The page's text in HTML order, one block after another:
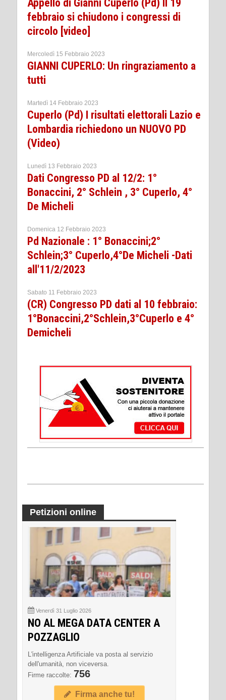
Appello di Gianni Cuperlo (Pd) Il 19
febbraio si chiudono i congressi di
circolo [video]
Mercoledì 15 Febbraio 2023
GIANNI CUPERLO: Un ringraziamento a
tutti
Martedì 14 Febbraio 2023
Cuperlo (Pd) I risultati elettorali Lazio e
Lombardia richiedono un NUOVO PD
(Video)
Lunedì 13 Febbraio 2023
Dati Congresso PD al 12/2: 1°
Bonaccini, 2° Schlein , 3° Cuperlo, 4°
De Micheli
Domenica 12 Febbraio 2023
Pd Nazionale : 1° Bonaccini;2°
Schlein;3° Cuperlo,4°De Micheli -Dati
all'11/2/2023
Sabato 11 Febbraio 2023
(CR) Congresso PD dati al 10 febbraio:
1°Bonaccini,2°Schlein,3°Cuperlo e 4°
Demicheli
Petizioni online
Venerdì 31 Luglio 2026
NO AL MEGA DATA CENTER A
POZZAGLIO
L'intelligenza Artificiale va posta al servizio
dell'umanità, non viceversa.
Firme raccolte: 756
Firma anche tu!